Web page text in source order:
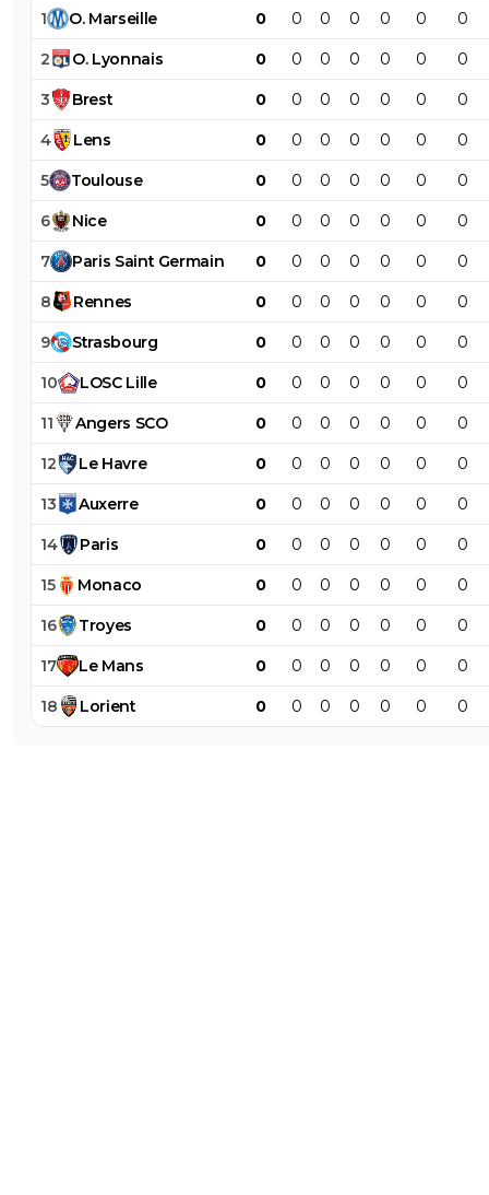
1 O. Marseille 0 0 0 0 0 0 0
2 O. Lyonnais 0 0 0 0 0 0 0
3 Brest 0 0 0 0 0 0 0
4 Lens 0 0 0 0 0 0 0
5 Toulouse 0 0 0 0 0 0 0
6 Nice 0 0 0 0 0 0 0
7 Paris Saint Germain 0 0 0 0 0 0 0
8 Rennes 0 0 0 0 0 0 0
9 Strasbourg 0 0 0 0 0 0 0
10 LOSC Lille 0 0 0 0 0 0 0
11 Angers SCO 0 0 0 0 0 0 0
12 Le Havre 0 0 0 0 0 0 0
13 Auxerre 0 0 0 0 0 0 0
14 Paris 0 0 0 0 0 0 0
15 Monaco 0 0 0 0 0 0 0
16 Troyes 0 0 0 0 0 0 0
17 Le Mans 0 0 0 0 0 0 0
18 Lorient 0 0 0 0 0 0 0